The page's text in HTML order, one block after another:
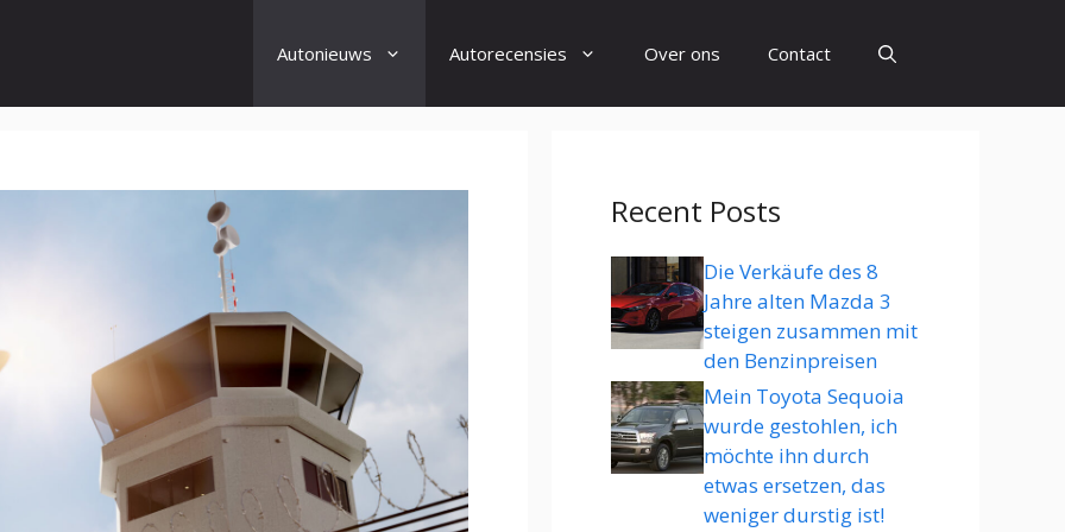
Autonieuws Autorecensies Over ons Contact
Recent Posts
Die Verkäufe des 8
Jahre alten Mazda 3
steigen zusammen mit
den Benzinpreisen
Mein Toyota Sequoia
wurde gestohlen, ich
möchte ihn durch
etwas ersetzen, das
weniger durstig ist!